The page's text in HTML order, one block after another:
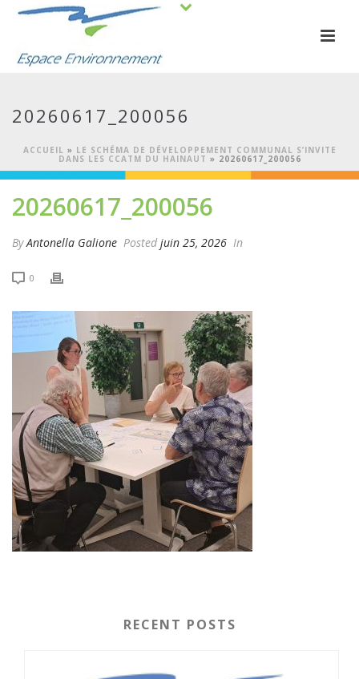
20260617_200056
ACCUEIL » LE SCHÉMA DE DÉVELOPPEMENT COMMUNAL S’INVITE
DANS LES CCATM DU HAINAUT » 20260617_200056
20260617_200056
ByAntonella Galione Posted juin 25, 2026 In
0
RECENT POSTS